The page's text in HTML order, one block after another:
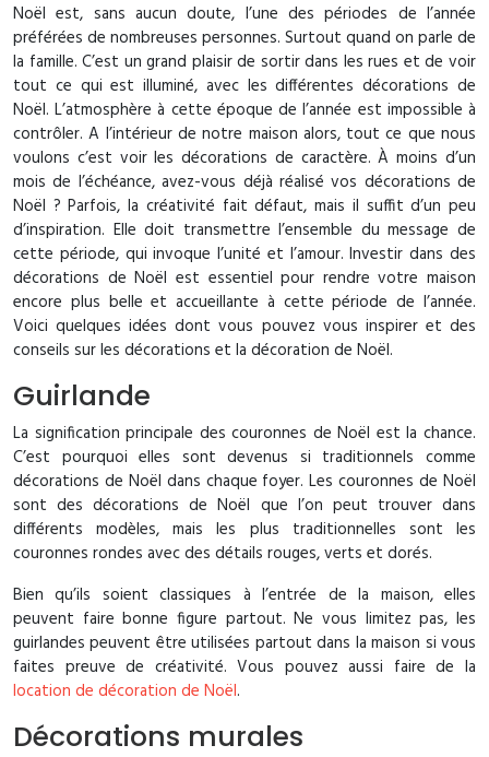
Noël est, sans aucun doute, l’une des périodes de l’année
préférées de nombreuses personnes. Surtout quand on parle de
la famille. C’est un grand plaisir de sortir dans les rues et de voir
tout ce qui est illuminé, avec les différentes décorations de
Noël. L’atmosphère à cette époque de l’année est impossible à
contrôler. A l’intérieur de notre maison alors, tout ce que nous
voulons c’est voir les décorations de caractère. À moins d’un
mois de l’échéance, avez-vous déjà réalisé vos décorations de
Noël ? Parfois, la créativité fait défaut, mais il suffit d’un peu
d’inspiration. Elle doit transmettre l’ensemble du message de
cette période, qui invoque l’unité et l’amour. Investir dans des
décorations de Noël est essentiel pour rendre votre maison
encore plus belle et accueillante à cette période de l’année.
Voici quelques idées dont vous pouvez vous inspirer et des
conseils sur les décorations et la décoration de Noël.
Guirlande
La signification principale des couronnes de Noël est la chance.
C’est pourquoi elles sont devenus si traditionnels comme
décorations de Noël dans chaque foyer. Les couronnes de Noël
sont des décorations de Noël que l’on peut trouver dans
différents modèles, mais les plus traditionnelles sont les
couronnes rondes avec des détails rouges, verts et dorés.
Bien qu’ils soient classiques à l’entrée de la maison, elles
peuvent faire bonne figure partout. Ne vous limitez pas, les
guirlandes peuvent être utilisées partout dans la maison si vous
faites preuve de créativité. Vous pouvez aussi faire de la
location de décoration de Noël.
Décorations murales